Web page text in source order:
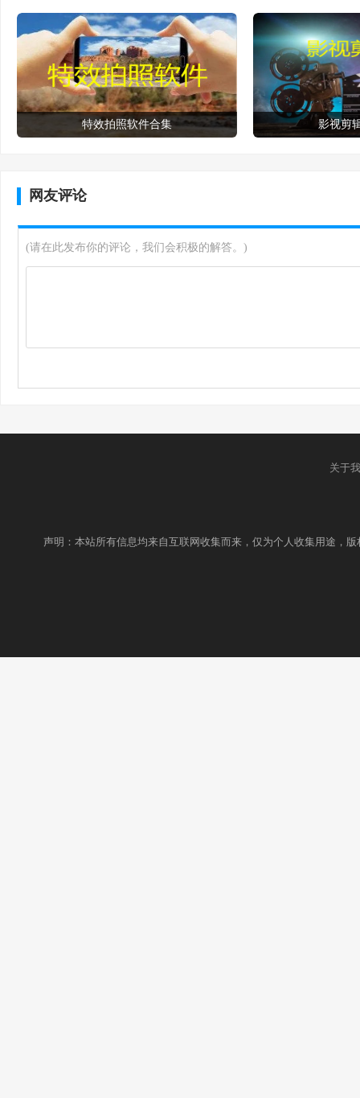
特效拍照软件合集 影视剪
网友评论
(请在此发布你的评论，我们会积极的解答。)
关于
声明：本站所有信息均来自互联网收集而来，仅为个人收集用途，